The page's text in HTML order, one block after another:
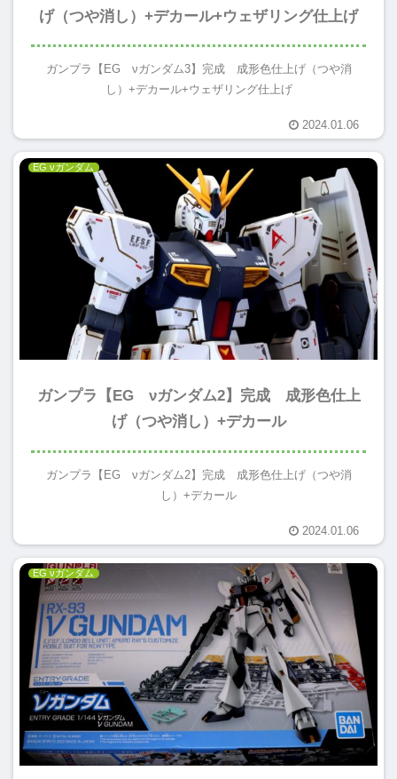
げ（つや消し）+デカール+ウェザリング仕上げ
ガンプラ【EG νガンダム3】完成 成形色仕上げ（つや消
し）+デカール+ウェザリング仕上げ
2024.01.06
EG νガンダム
ガンプラ【EG νガンダム2】完成 成形色仕上
げ（つや消し）+デカール
ガンプラ【EG νガンダム2】完成 成形色仕上げ（つや消
し）+デカール
2024.01.06
EG νガンダム